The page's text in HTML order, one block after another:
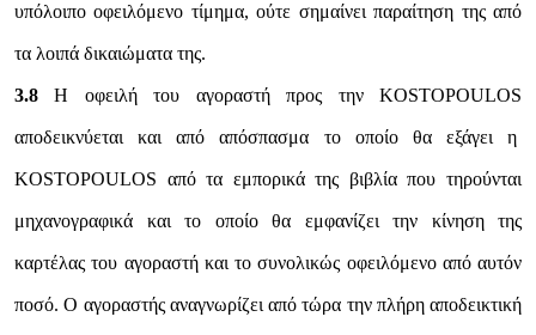
υπόλοιπο οφειλόμενο τίμημα, ούτε σημαίνει παραίτηση της από
τα λοιπά δικαιώματα της.
3.8 Η οφειλή του αγοραστή προς την KOSTOPOULOS
αποδεικνύεται και από απόσπασμα το οποίο θα εξάγει η
KOSTOPOULOS από τα εμπορικά της βιβλία που τηρούνται
μηχανογραφικά και το οποίο θα εμφανίζει την κίνηση της
καρτέλας του αγοραστή και το συνολικώς οφειλόμενο από αυτόν
ποσό. Ο αγοραστής αναγνωρίζει από τώρα την πλήρη αποδεικτική